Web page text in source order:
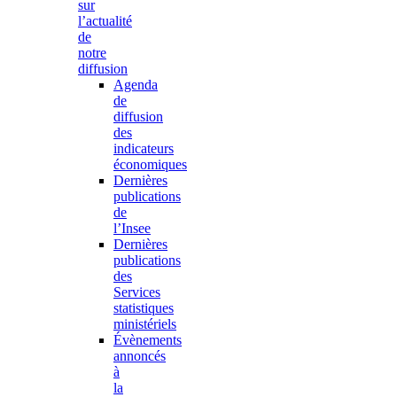
sur
l’actualité
de
notre
diffusion
Agenda
de
diffusion
des
indicateurs
économiques
Dernières
publications
de
l’Insee
Dernières
publications
des
Services
statistiques
ministériels
Évènements
annoncés
à
la